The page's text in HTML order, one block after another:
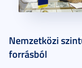
Nemzetközi
forrásból